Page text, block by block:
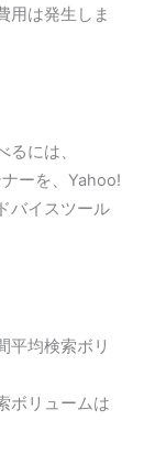
用は発生しま
には、
ーを、Yahoo!
バイスツール
平均検索ボリ
ボリュームは